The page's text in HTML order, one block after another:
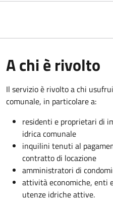
A chi è rivolto
Il servizio è rivolto a chi
comunale, in particolare a:
residenti e proprietari di
idrica comunale
inquilini tenuti al
contratto di locazione
amministratori di
attività economiche, enti
utenze idriche attive.